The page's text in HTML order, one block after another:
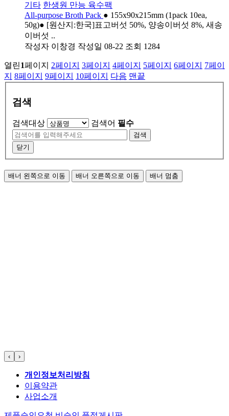
기타 한생원 만능 육수팩
All-purpose Broth Pack ● 155x90x215mm (1pack 10ea,
50g)● [원산지:한국]표고버섯 50%, 양송이버섯 8%, 새송
이버섯 ..
작성자 이창경 작성일 08-22 조회 1284
열린1페이지 2페이지 3페이지 4페이지 5페이지 6페이지 7페이
지 8페이지 9페이지 10페이지 다음 맨끝
검색
검색대상 검색어 필수
검색
닫기
배너 왼쪽으로 이동 배너 오른쪽으로 이동 배너 멈춤
‹ ›
개인정보처리방침
이용약관
사업소개